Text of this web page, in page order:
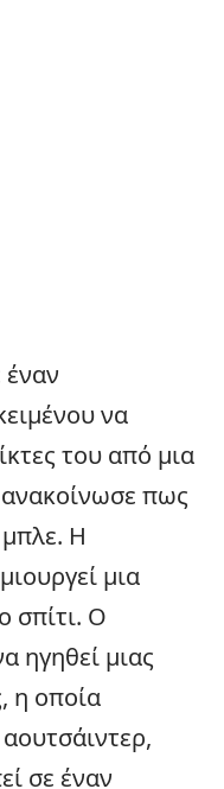
έναν
να
του από μια
πως
Η
μια
σπίτι. Ο
ηγηθεί μιας
η οποία
σε έναν